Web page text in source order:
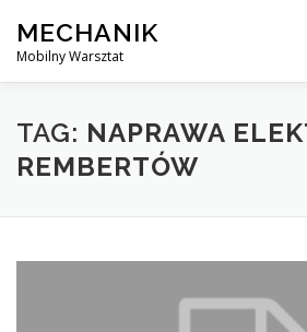
content
MECHANIK
Mobilny Warsztat
MOBILNY MECHANIK
TAG: NAPRAWA
REMBERTÓW